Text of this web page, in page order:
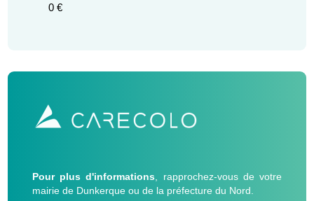
0 €
Pour plus d'informations , rapprochez-vous de votre
mairie de Dunkerque ou de la préfecture du Nord.